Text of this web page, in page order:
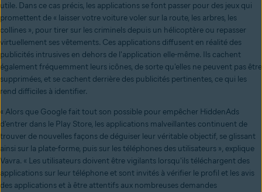
utile. Dans ce cas précis, les applications se font passer pour des jeux qui
promettent de « laisser votre voiture voler sur la route, les arbres, les
collines », pour tirer sur les criminels depuis un hélicoptère ou repasser
virtuellement ses vêtements. Ces applications diffusent en réalité des
publicités intrusives en dehors de l'application elle-même. Ils cachent
également fréquemment leurs icônes, de sorte qu'elles ne peuvent pas être
supprimées, et se cachent derrière des publicités pertinentes, ce qui les
rend difficiles à identifier.
« Alors que Google fait tout son possible pour empêcher HiddenAds
d'entrer dans le Play Store, les applications malveillantes continuent de
trouver de nouvelles façons de déguiser leur véritable objectif, se glissant
ainsi sur la plate-forme, puis sur les téléphones des utilisateurs », explique
Vavra. « Les utilisateurs doivent être vigilants lorsqu'ils téléchargent des
applications sur leur téléphone et sont invités à vérifier le profil et les avis
des applications et à être attentifs aux nombreuses demandes